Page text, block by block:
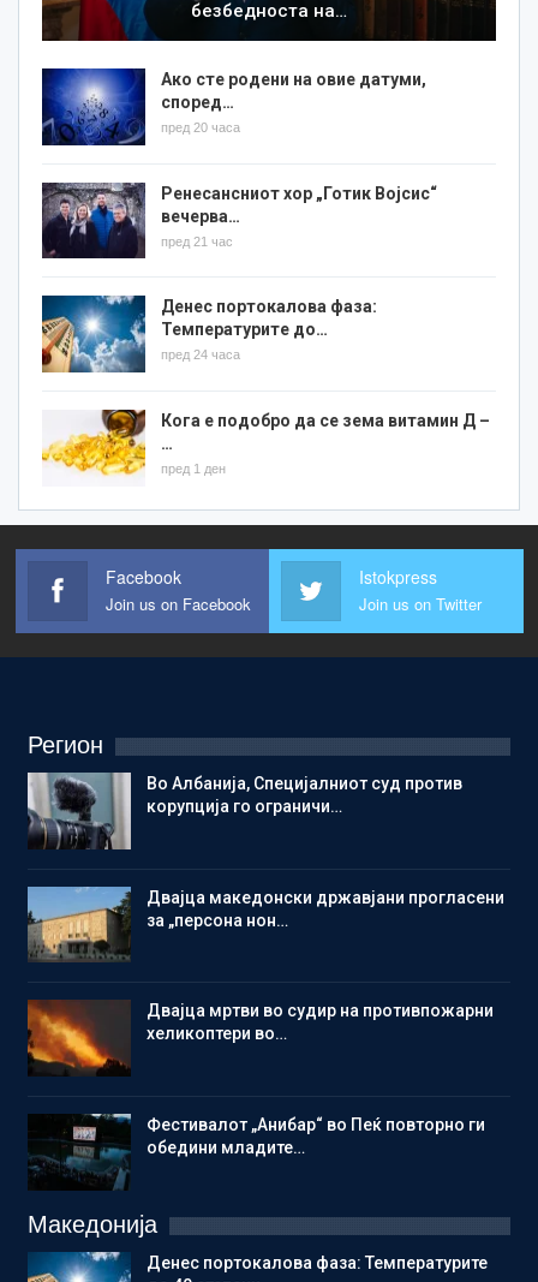
безбедноста на…
Ако сте родени на овие датуми,
според…
пред 20 часа
Ренесансниот хор „Готик Војсис“
вечерва…
пред 21 час
Денес портокалова фаза:
Температурите до…
пред 24 часа
Кога е подобро да се зема витамин Д –
…
пред 1 ден
Facebook
Join us on Facebook
Istokpress
Join us on Twitter
Регион
Во Албанија, Специјалниот суд против
корупција го ограничи…
Двајца македонски државјани прогласени
за „персона нон…
Двајца мртви во судир на противпожарни
хеликоптери во…
Фестивалот „Анибар“ во Пеќ повторно ги
обедини младите…
Македонија
Денес портокалова фаза: Температурите